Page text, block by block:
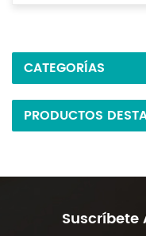
CATEGORÍAS
PRODUCTOS
Suscríbete